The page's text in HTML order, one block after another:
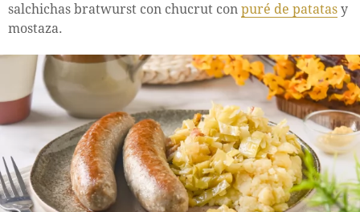
salchichas bratwurst con chucrut con puré de patatas y
mostaza.